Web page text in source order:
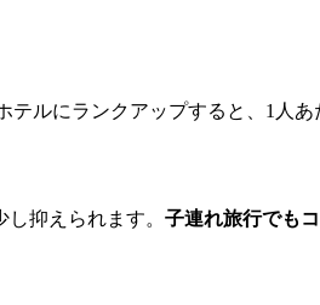
ルにランクアップすると、1人あ
抑えられます。 子連れ旅行でも